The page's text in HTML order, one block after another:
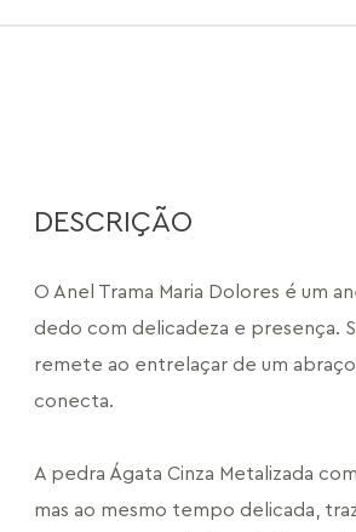
DESCRIÇÃO
O Anel Trama Maria Dolores é um
dedo com delicadeza e presença.
remete ao entrelaçar de um
conecta.
A pedra Ágata Cinza Metalizada
mas ao mesmo tempo delicada,